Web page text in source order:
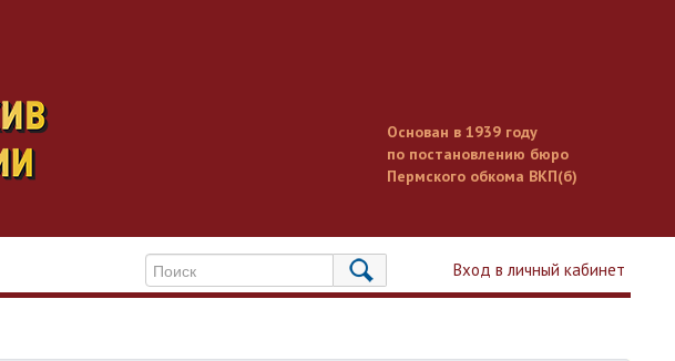
Основан в 1939 году
по постановлению бюро
Пермского обкома ВКП(б)
Вход в личный кабинет